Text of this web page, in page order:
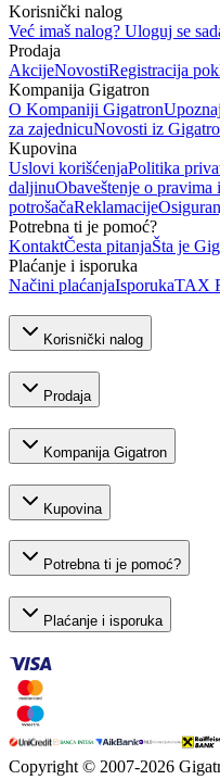
Korisnički nalog
Već imaš nalog? Uloguj se
Prodaja
AkcijeNovostiRegistracija
Kompanija Gigatron
O Kompaniji Gigatron
za zajednicuNovosti iz
Kupovina
Uslovi korišćenjaPolitika
daljinuObaveštenje o pravima
potrošačaReklamacije
Potrebna ti je pomoć?
KontaktČesta pitanjaŠta je
Plaćanje i isporuka
Načini plaćanjaIsporukaTAX
Korisnički nalog
Prodaja
Kompanija Gigatron
Kupovina
Potrebna ti je pomoć?
Plaćanje i isporuka
Copyright © 2007-2026